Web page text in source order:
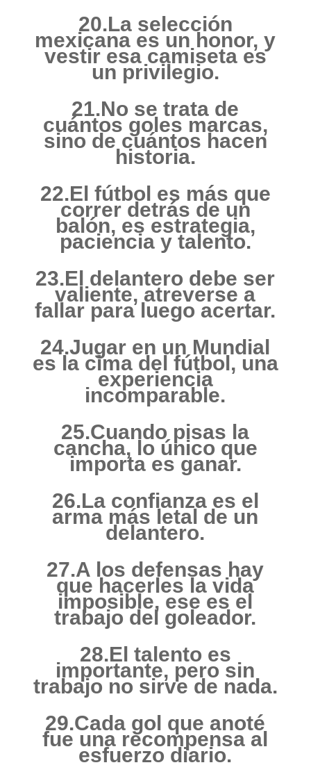
20.La selección
mexicana es un honor, y
vestir esa camiseta es
un privilegio.
21.No se trata de
cuántos goles marcas,
sino de cuántos hacen
historia.
22.El fútbol es más que
correr detrás de un
balón, es estrategia,
paciencia y talento.
23.El delantero debe ser
valiente, atreverse a
fallar para luego acertar.
24.Jugar en un Mundial
es la cima del fútbol, una
experiencia
incomparable.
25.Cuando pisas la
cancha, lo único que
importa es ganar.
26.La confianza es el
arma más letal de un
delantero.
27.A los defensas hay
que hacerles la vida
imposible, ese es el
trabajo del goleador.
28.El talento es
importante, pero sin
trabajo no sirve de nada.
29.Cada gol que anoté
fue una recompensa al
esfuerzo diario.